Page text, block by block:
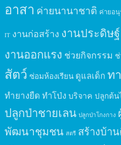
อาสา ค่ายนานาชาติ ค่ายอ
IT งานก่อสร้าง งานประดิษฐ์
งานออกแรง ช่วยกิจกรรม
สัตว์ ซ่อมห้องเรียน ดูแลเด็ก ท
ทำยางยืด ทำโป่ง บริจาค ปลูกต้น
ปลูกป่าชายเลน ปลูกป่าโกงกาง
พัฒนาชุมชน สตรี สร้างบ้า